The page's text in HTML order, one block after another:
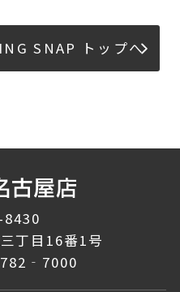
SNAP トップへ
8430
丁目16番1号